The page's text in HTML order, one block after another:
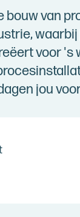
bouw van
voor 's
jou